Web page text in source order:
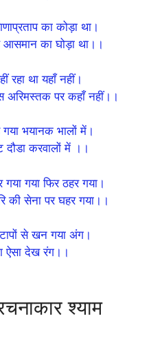
का कोड़ा था।
आसमान का घोड़ा था।।
रहा था यहाँ नहीं।
अरिमस्तक पर कहाँ नहीं।।
भयानक भालों में।
दौडा करवालों में ।।
गया फिर ठहर गया।
की सेना पर घहर गया।।
टापों से खन गया अंग।
ऐसा देख रंग।।
श्याम